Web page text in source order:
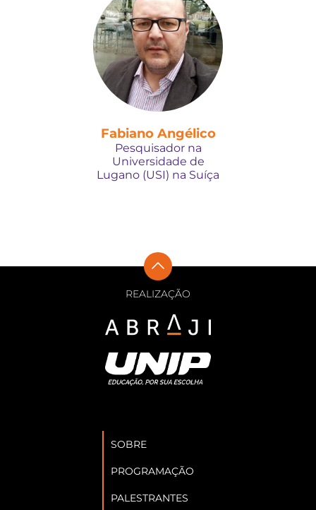
Fabiano Angélico
Pesquisador na
Universidade de
Lugano (USI) na Suíça
REALIZAÇÃO
SOBRE
PROGRAMAÇÃO
PALESTRANTES